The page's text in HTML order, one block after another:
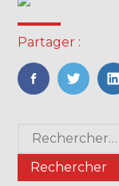
Partager :
FaceBook
Blog
sidebar
Rechercher :